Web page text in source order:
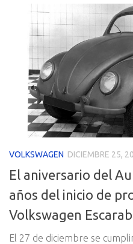
VOLKSWAGEN DICIEMBRE 25,
El aniversario del
años del inicio de
Volkswagen
El 27 de diciembre se